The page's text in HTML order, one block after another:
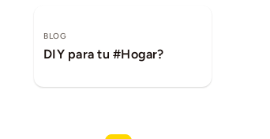
BLOG
DIY para tu #Hogar?